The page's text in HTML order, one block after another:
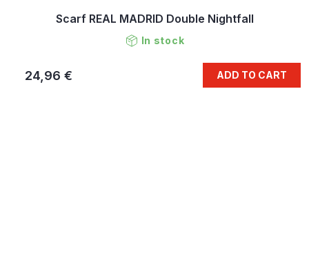
Scarf REAL MADRID Double Nightfall
In stock
24,96 € ADD TO CART